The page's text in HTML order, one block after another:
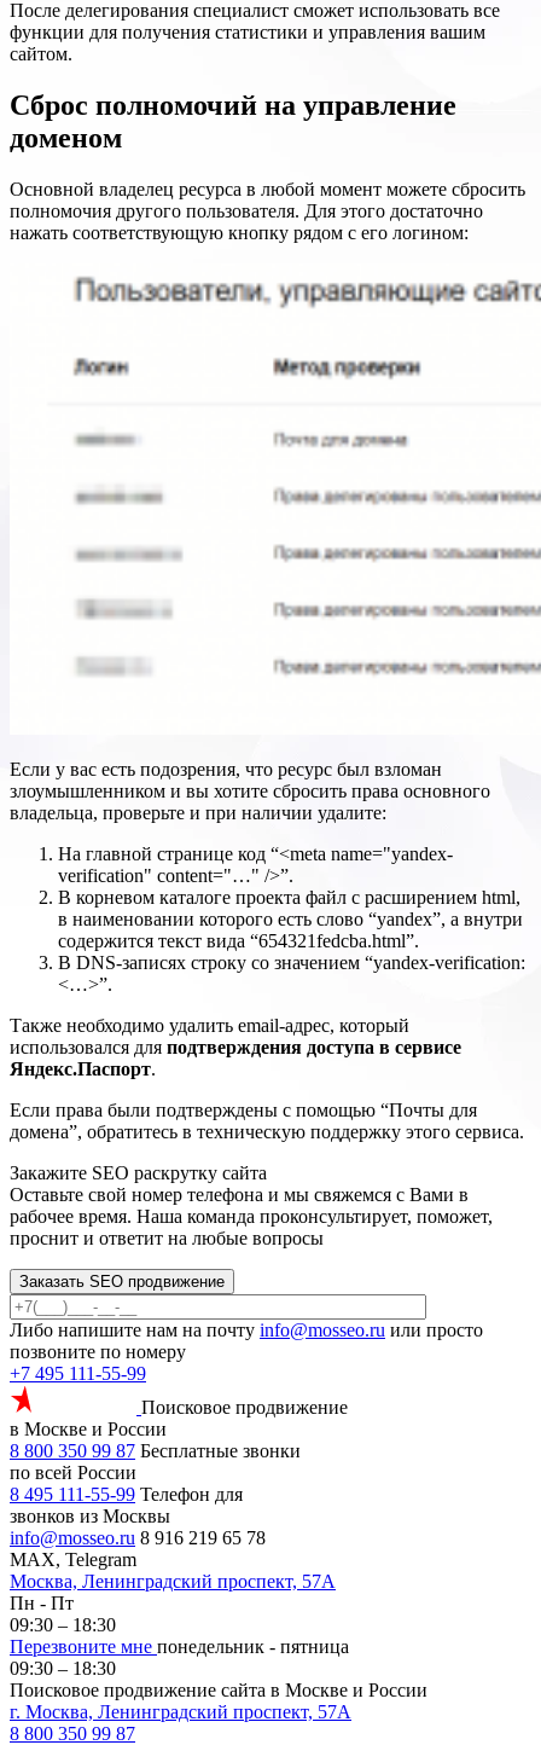
После делегирования специалист сможет использовать все
функции для получения статистики и управления вашим
сайтом.
Сброс полномочий на управление
доменом
Основной владелец ресурса в любой момент можете сбросить
полномочия другого пользователя. Для этого достаточно
нажать соответствующую кнопку рядом с его логином:
Если у вас есть подозрения, что ресурс был взломан
злоумышленником и вы хотите сбросить права основного
владельца, проверьте и при наличии удалите:
На главной странице код “<meta name="yandex-
verification" content="…" />”.
В корневом каталоге проекта файл с расширением html,
в наименовании которого есть слово “yandex”, а внутри
содержится текст вида “654321fedcba.html”.
В DNS-записях строку со значением “yandex-verification:
<…>”.
Также необходимо удалить email-адрес, который
использовался для подтверждения доступа в сервисе
Яндекс.Паспорт.
Если права были подтверждены с помощью “Почты для
домена”, обратитесь в техническую поддержку этого сервиса.
Закажите SEO раскрутку сайта
Оставьте свой номер телефона и мы свяжемся с Вами в
рабочее время. Наша команда проконсультирует, поможет,
проснит и ответит на любые вопросы
Заказать SEO продвижение
Либо напишите нам на почту info@mosseo.ru или просто
позвоните по номеру
+7 495 111-55-99
Поисковое продвижение
в Москве и России
8 800 350 99 87 Бесплатные звонки
по всей России
8 495 111-55-99 Телефон для
звонков из Москвы
info@mosseo.ru 8 916 219 65 78
MAX, Telegram
Москва, Ленинградский проспект, 57А
Пн - Пт
09:30 – 18:30
Перезвоните мне понедельник - пятница
09:30 – 18:30
Поисковое продвижение сайта в Москве и России
г. Москва, Ленинградский проспект, 57А
8 800 350 99 87